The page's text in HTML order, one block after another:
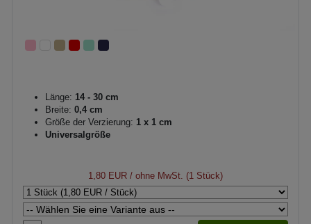
Länge: 14 - 30 cm
Breite: 0,4 cm
Größe der Verzierung: 1 x 1 cm
Universalgröße
1,80 EUR / ohne MwSt. (1 Stück)